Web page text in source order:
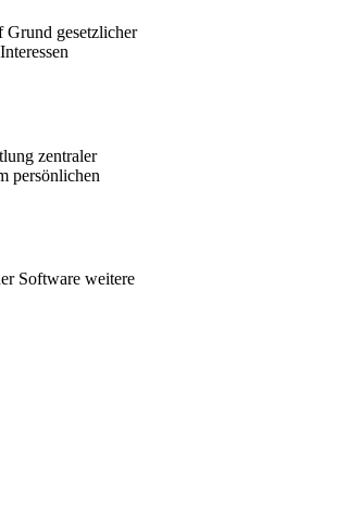
Grund gesetzlicher
zentraler
persönlichen
Software weitere